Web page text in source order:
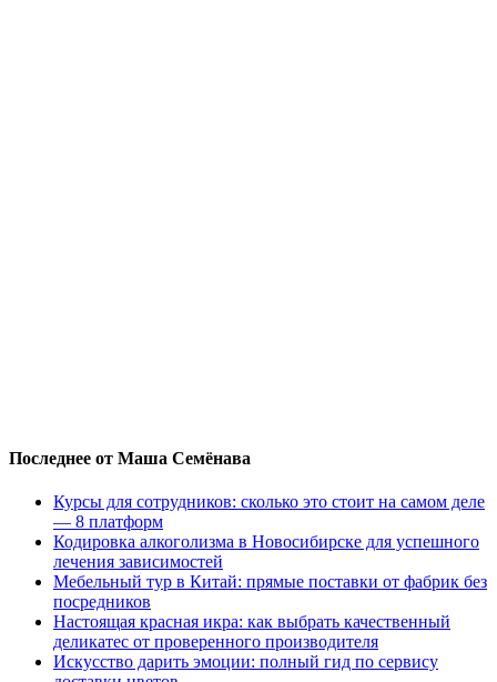
Последнее от Маша Семёнава
Курсы для сотрудников: сколько это стоит на самом деле
— 8 платформ
Кодировка алкоголизма в Новосибирске для успешного
лечения зависимостей
Мебельный тур в Китай: прямые поставки от фабрик без
посредников
Настоящая красная икра: как выбрать качественный
деликатес от проверенного производителя
Искусство дарить эмоции: полный гид по сервису